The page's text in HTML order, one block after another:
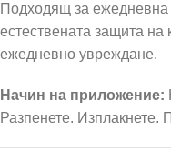
Подходящ за ежедневна
естествената защита на
ежедневно увреждане.
Начин на приложение:
Разпенете.